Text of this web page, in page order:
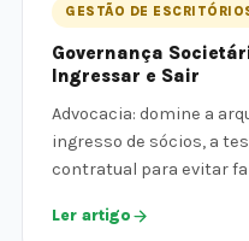
GESTÃO DE
Governança
Ingressar e Sair
Advocacia: domine a
ingresso de sócios, a
contratual para evitar
Ler artigo